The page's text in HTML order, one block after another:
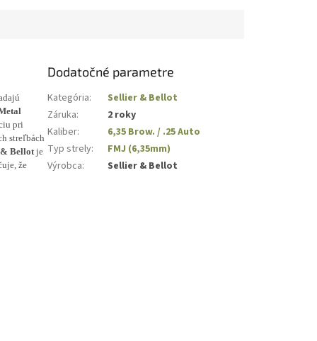
pri
streľbách
Bellotje
že
Dodatočné parametre
Kategória:
Sellier & Bellot
Záruka:
2 roky
Kaliber:
6,35 Brow. / .25 Auto
Typ strely:
FMJ (6,35mm)
Výrobca: Sellier & Bellot